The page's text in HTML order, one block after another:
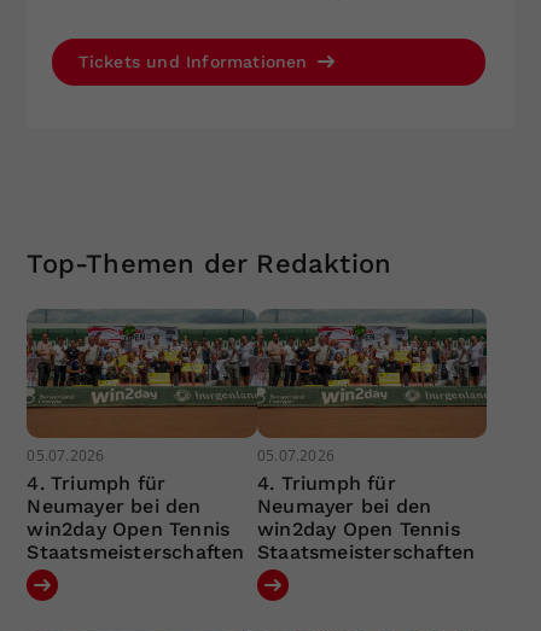
Tickets und Informationen
Top-Themen der Redaktion
05.07.2026
4. Triumph für
Neumayer bei den
win2day Open Tennis
Staatsmeisterschaften
05.07.2026
4. Triumph für
Neumayer bei den
win2day Open Tennis
Staatsmeisterschaften